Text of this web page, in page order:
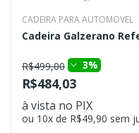
CADEIRA PARA AUTOMOVEL
Cadeira Galzerano
R$499,00 3%
R$484,03
à vista no PIX
ou 10x de R$49,90 sem